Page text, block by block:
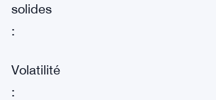
solides
:
Volatilité
: